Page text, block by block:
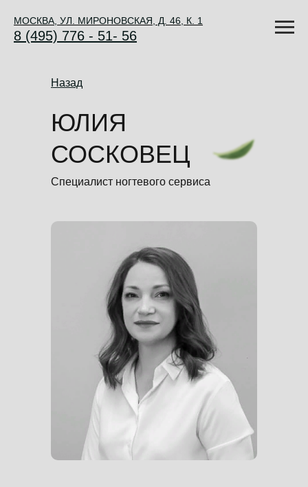
МОСКВА, УЛ. МИРОНОВСКАЯ, Д. 46, К. 1
8 (495) 776 - 51- 56
ЮЛИЯ
СОСКОВЕЦ
Специалист ногтевого сервиса
Назад